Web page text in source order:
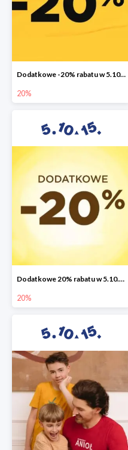
Dodatkowe -20% rabatu w 5.10.15
20%
Dodatkowe 20% rabatu w 5.10.15
20%